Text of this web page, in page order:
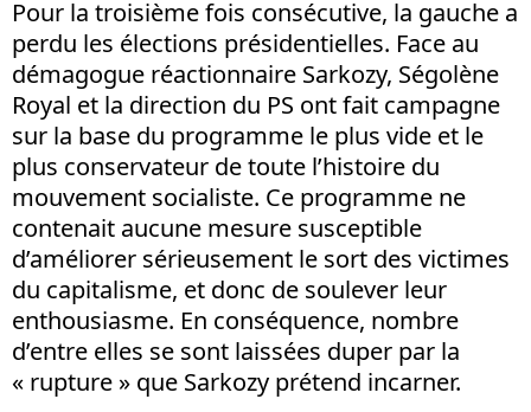
Pour la troisième fois consécutive, la gauche a
perdu les élections présidentielles. Face au
démagogue réactionnaire Sarkozy, Ségolène
Royal et la direction du PS ont fait campagne
sur la base du programme le plus vide et le
plus conservateur de toute l’histoire du
mouvement socialiste. Ce programme ne
contenait aucune mesure susceptible
d’améliorer sérieusement le sort des victimes
du capitalisme, et donc de soulever leur
enthousiasme. En conséquence, nombre
d’entre elles se sont laissées duper par la
« rupture » que Sarkozy prétend incarner.